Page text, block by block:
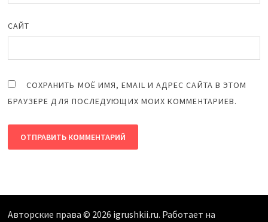
САЙТ
СОХРАНИТЬ МОЁ ИМЯ, EMAIL И АДРЕС САЙТА В ЭТОМ
БРАУЗЕРЕ ДЛЯ ПОСЛЕДУЮЩИХ МОИХ КОММЕНТАРИЕВ.
Авторские права © 2026 igrushkii.ru. Работает на